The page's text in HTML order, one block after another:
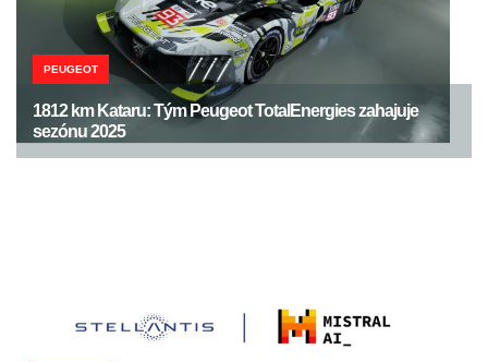
PEUGEOT
1812 km Kataru: Tým Peugeot TotalEnergies zahajuje
sezónu 2025